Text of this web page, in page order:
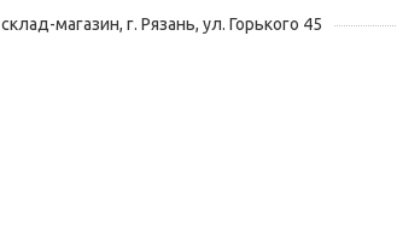
склад-магазин, г. Рязань, ул. Горького 45